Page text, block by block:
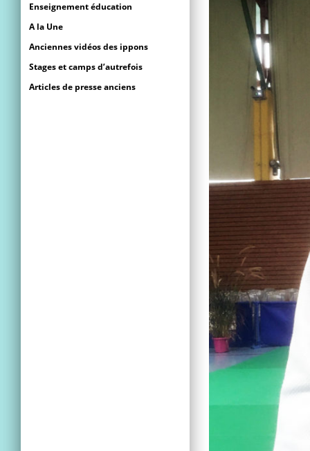
Enseignement éducation
A la Une
Anciennes vidéos des ippons
Stages et camps d’autrefois
Articles de presse anciens